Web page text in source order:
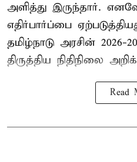
அளித்து இருந்தார்.
எதிர்பார்ப்பை
தமிழ்நாடு அரசின்
திருத்திய நிதிநிலை
Read